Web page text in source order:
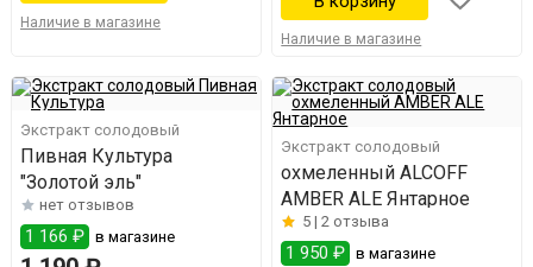
Наличие в магазине
Наличие в магазине
Экстракт солодовый
Пивная Культура
"Золотой эль"
нет отзывов
1 166 ₽ в магазине
Экстракт солодовый
охмеленный ALCOFF
AMBER ALE Янтарное
5 |2 отзыва
1 950 ₽ в магазине